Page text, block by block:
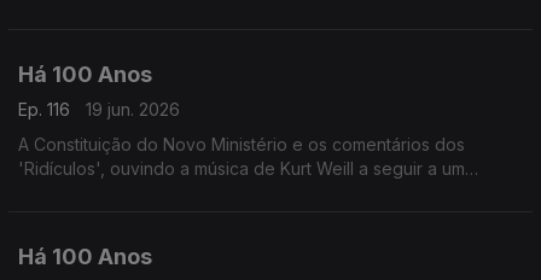
Há 100 Anos
Ep. 116
19 jun. 2026
A Constituição do Novo Ministério e os comentários dos
'Ridículos', ouvindo a música de Kurt Weill a seguir a um
Há 100 Anos